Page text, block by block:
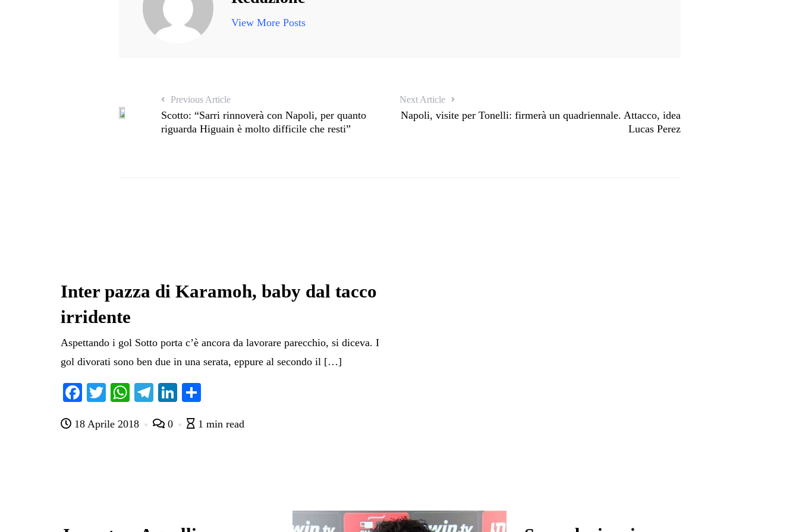
View More Posts
Previous Article
Scotto: “Sarri rinnoverà con Napoli, per quanto
riguarda Higuain è molto difficile che resti”
Next Article
Napoli, visite per Tonelli: firmerà un quadriennale. Attacco, idea
Lucas Perez
Inter pazza di Karamoh, baby dal tacco
irridente
Aspettando i gol Sotto porta c’è ancora da lavorare parecchio, si diceva. I
gol divorati sono ben due in una serata, eppure al secondo il […]
Fa
bo
T
tte
W
ts
Te
gr
Li
ed di
18 Aprile 2018 0 1 min read